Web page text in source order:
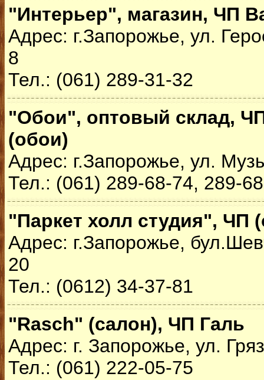
"Интерьер", магазин, ЧП
Адрес: г.Запорожье, ул.
8
Тел.: (061) 289-31-32
"Обои", оптовый склад,
(обои)
Адрес: г.Запорожье, ул.
Тел.: (061) 289-68-74, 289-
"Паркет холл студия", ЧП
Адрес: г.Запорожье,
20
Тел.: (0612) 34-37-81
"Rasch" (салон), ЧП Галь
Адрес: г. Запорожье, ул.
Тел.: (061) 222-05-75